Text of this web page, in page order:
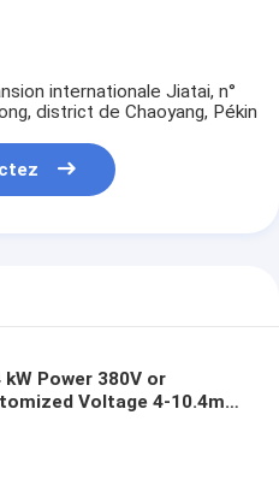
internationale Jiatai, n°
district de Chaoyang, Pékin
kW Power 380V or
Voltage 4-10.4mm